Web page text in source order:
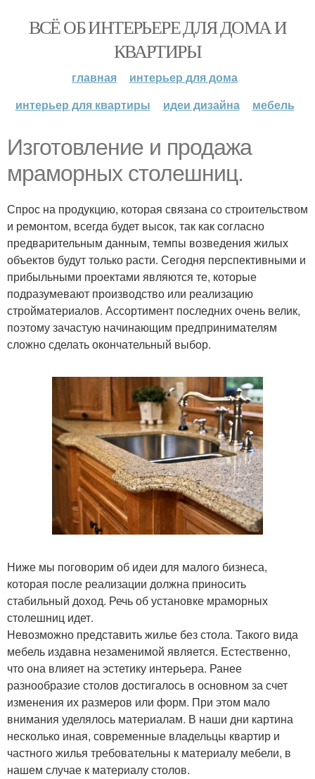
ВСЁ ОБ ИНТЕРЬЕРЕ ДЛЯ ДОМА И
КВАРТИРЫ
главная
интерьер для дома
интерьер для квартиры
идеи дизайна мебель
Изготовление и продажа
мраморных столешниц.
Спрос на продукцию, которая связана со строительством
и ремонтом, всегда будет высок, так как согласно
предварительным данным, темпы возведения жилых
объектов будут только расти. Сегодня перспективными и
прибыльными проектами являются те, которые
подразумевают производство или реализацию
стройматериалов. Ассортимент последних очень велик,
поэтому зачастую начинающим предпринимателям
сложно сделать окончательный выбор.
Ниже мы поговорим об идеи для малого бизнеса,
которая после реализации должна приносить
стабильный доход. Речь об установке мраморных
столешниц идет.
Невозможно представить жилье без стола. Такого вида
мебель издавна незаменимой является. Естественно,
что она влияет на эстетику интерьера. Ранее
разнообразие столов достигалось в основном за счет
изменения их размеров или форм. При этом мало
внимания уделялось материалам. В наши дни картина
несколько иная, современные владельцы квартир и
частного жилья требовательны к материалу мебели, в
нашем случае к материалу столов.